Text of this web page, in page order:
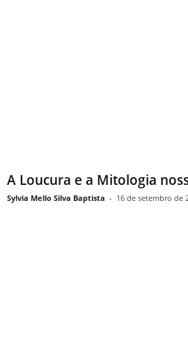
A Loucura e a Mitologia
Sylvia Mello Silva Baptista - 16 de setembro de